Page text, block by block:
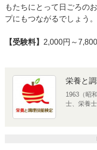
もたちにとって日ごろの
プにもつながるでしょう。
【受験料】 2,000円～
栄養と
1963（昭
士、栄養